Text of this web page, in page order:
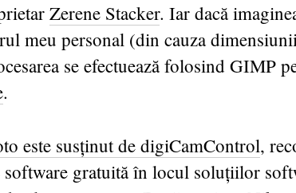
Zerene Stacker. Iar dacă
meu personal (din cauza
se efectuează folosind GIMP
.
este susținut de digiCamControl,
software gratuită în locul soluțiilor